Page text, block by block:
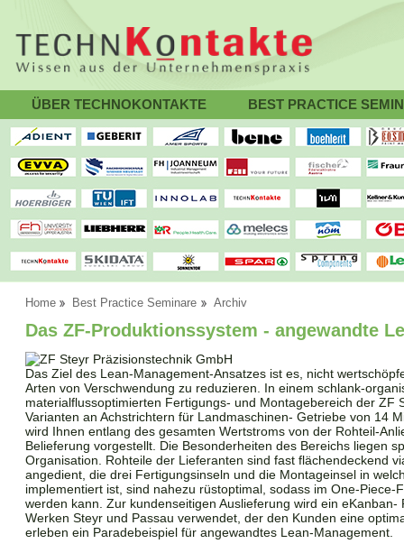
ÜBER TECHNOKONTAKTE BEST PRACTICE
Home Best Practice Seminare Archiv
Das ZF-Produktionssystem - angewandte
Das Ziel des Lean-Management-Ansatzes ist es, nicht
Arten von Verschwendung zu reduzieren. In einem schlank-
materialflussoptimierten Fertigungs- und Montagebereich der ZF
Varianten an Achstrichtern für Landmaschinen- Getriebe von 14
wird Ihnen entlang des gesamten Wertstroms von der Rohteil-
Belieferung vorgestellt. Die Besonderheiten des Bereichs liegen
Organisation. Rohteile der Lieferanten sind fast flächendeckend
angedient, die drei Fertigungsinseln und die Montageinsel in
implementiert ist, sind nahezu rüstoptimal, sodass im One-Piece-
werden kann. Zur kundenseitigen Auslieferung wird ein eKanban-
Werken Steyr und Passau verwendet, der den Kunden eine
erleben ein Paradebeispiel für angewandtes Lean-Management.